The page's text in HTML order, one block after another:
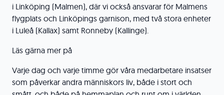
i Linköping (Malmen), där vi också ansvarar för Malmens
flygplats och Linköpings garnison, med två stora enheter
i Luleå (Kallax) samt Ronneby (Kallinge).
Läs gärna mer på
Varje dag och varje timme gör våra medarbetare insatser
som påverkar andra människors liv, både i stort och